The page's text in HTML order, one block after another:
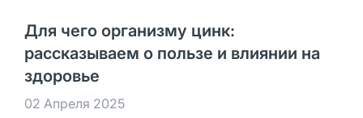
Для чего организму цинк:
рассказываем о пользе и влиянии на
здоровье
02 Апреля 2025